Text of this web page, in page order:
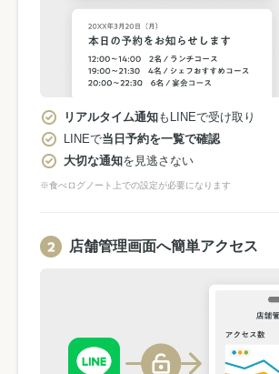
リアルタイム通知もLINEで受け取り
LINEで当日予約を一覧で確認
大切な通知を見逃さない
※食べログノート上での設定が必要になります
店舗管理画面へ簡単アクセス